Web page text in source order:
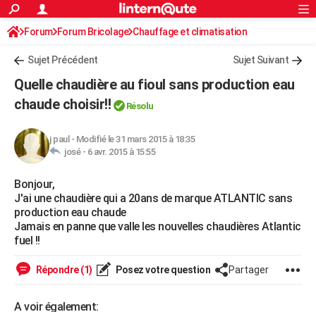
ACTUALITÉS
Politique
Société
Faits Divers
Education
Monde
Villes
+
Programme TV
Streaming
Cinéma
Sorties cinéma
Musique
FINANCE
Retraite
Impôts
Epargne
Immobilier
Risques naturels par ville
Banque
Assurance
Crédit
AUTO
Essais
Réserver un essai
Citadines
Berlines
SUV
Forum auto
+HIGH-TECH
Mobiles
Meilleur smartphone
Internet
Ordinateurs
Jeux vidéo
Guide high-tech
BRICOLAGE
Forum
Aménagement intérieur
Extérieur
Cuisine
Salle de bains
Jardinage
Rangement
WEEK-END
Guides de France
Escapades
Patrimoine
Expositions
Musées
Week-end nature
+LIFESTYLE
Art de vivre
Bien-être
Loisirs
Mode
Modes de vie
SANTE
Alimentation
Guide de la santé
Maladies
Médicaments
Sommeil
VOYAGE
Rechercher
S'inscrire
Connexion
Forum Forum Bricolage Chauffage et climatisation
Sujet Précédent Sujet Suivant
Quelle chaudière au fioul sans production eau
chaude choisir!!
Résolu
j paul - Modifié le 31 mars 2015 à 18:35
josé - 6 avr. 2015 à 15:55
Bonjour,
J'ai une chaudière qui a 20ans de marque ATLANTIC sans
production eau chaude
Jamais en panne que valle les nouvelles chaudières Atlantic
fuel !!
Répondre (1) Posez votre question Partager
A voir également: